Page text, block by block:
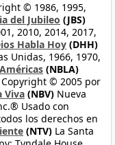
© 1986, 1995,
del Jubileo (JBS)
2010, 2014, 2017,
Habla Hoy (DHH)
Unidas, 1966, 1970,
(NBLA)
© 2005 por
Viva (NBV) Nueva
Usado con
los derechos en
(NTV) La Santa